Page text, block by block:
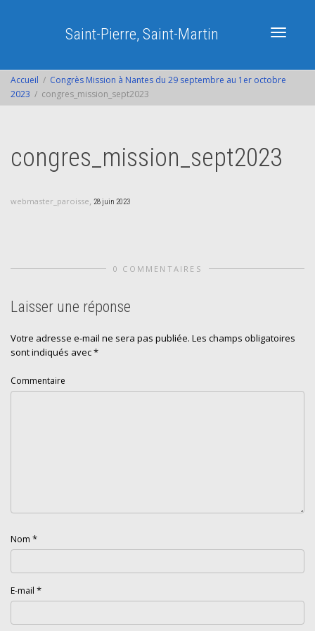
Saint-Pierre, Saint-Martin
Accueil
Congrès Mission à Nantes du 29 septembre au 1er octobre
2023
congres_mission_sept2023
congres_mission_sept2023
webmaster_paroisse, 28 juin 2023
0 COMMENTAIRES
Laisser une réponse
Votre adresse e-mail ne sera pas publiée. Les champs obligatoires
sont indiqués avec*
Commentaire
Nom *
E-mail *